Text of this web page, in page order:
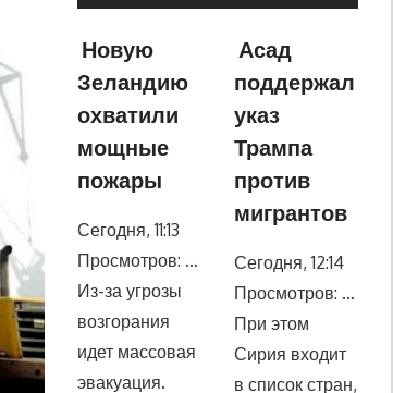
Новую
Зеландию
охватили
мощные
пожары
Сегодня, 11:13
Просмотров: …
Из-за угрозы
возгорания
идет массовая
эвакуация.
Асад
поддержал
указ
Трампа
против
мигрантов
Сегодня, 12:14
Просмотров: …
При этом
Сирия входит
в список стран,